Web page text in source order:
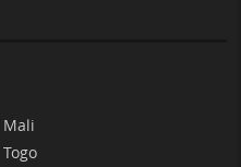
Mali
Togo